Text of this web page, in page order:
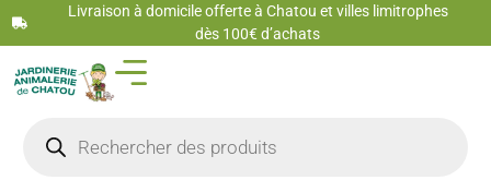
Livraison à domicile offerte à Chatou et villes limitrophes
dès 100€ d’achats